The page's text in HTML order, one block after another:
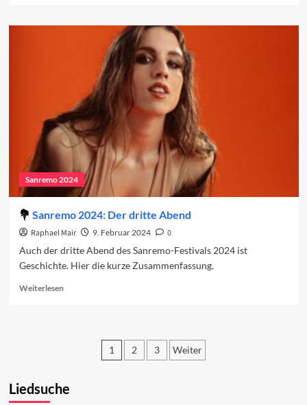
Vorschau
Sanremo 2024
Sanremo 2024: Der dritte Abend
Raphael Mair 9. Februar 2024
0
Auch der dritte Abend des Sanremo-Festivals 2024 ist
Geschichte. Hier die kurze Zusammenfassung.
WeiterlesenRead
1 2 3 Weiter
Liedsuche